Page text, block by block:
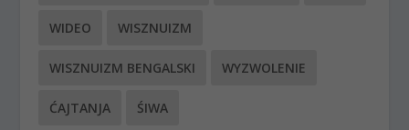
WIDEO WISZNUIZM
WISZNUIZM BENGALSKI WYZWOLENIE
ĆAJTANJA ŚIWA